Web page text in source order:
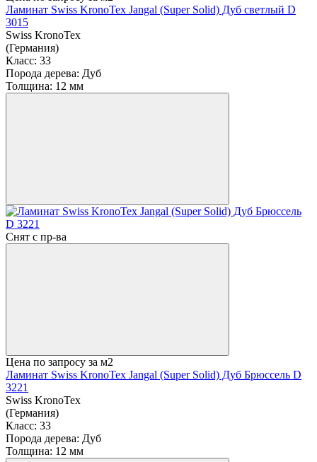
Ламинат Swiss KronoTex Jangal (Super Solid) Дуб светлый D
3015
Swiss KronoTex
(Германия)
Класс: 33
Порода дерева: Дуб
Толщина: 12 мм
Снят с пр-ва
Цена по запросу за м2
Ламинат Swiss KronoTex Jangal (Super Solid) Дуб Брюссель D
3221
Swiss KronoTex
(Германия)
Класс: 33
Порода дерева: Дуб
Толщина: 12 мм